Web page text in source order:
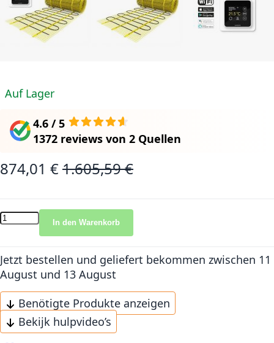
Auf Lager
4.6 / 5
1372 reviews von 2 Quellen
Sonderangebot
874,01 € Normalpreis
1.605,59 €
In den Warenkorb
Jetzt bestellen und geliefert bekommen zwischen 11
August und 13 August
Benötigte Produkte anzeigen
Bekijk hulpvideo’s